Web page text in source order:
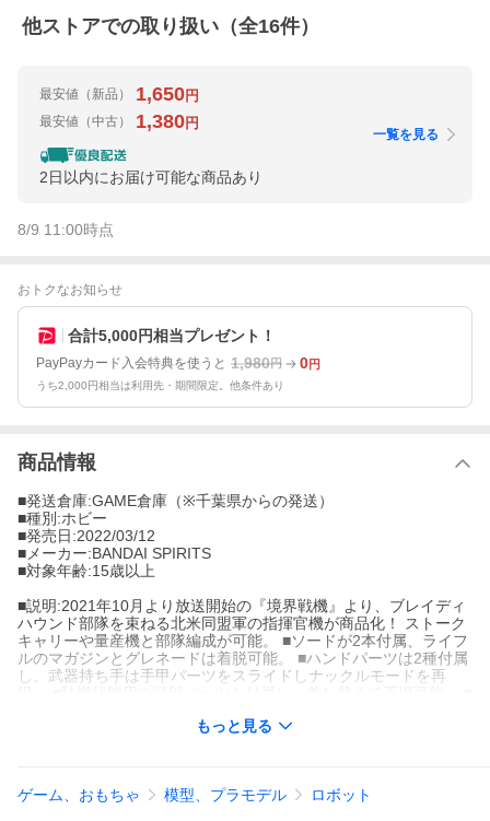
他ストアでの取り扱い（全16件）
最安値 （新品） 1,650円
最安値 （中古） 1,380円
2日以内にお届け可能な商品あり
一覧を見る
8/9 11:00時点
おトクなお知らせ
合計5,000円相当プレゼント！
PayPayカード入会特典を使うと 1,980円 0円
うち2,000円相当は利用先・期間限定。他条件あり
商品情報
■発送倉庫:GAME倉庫（※千葉県からの発送）
■種別:ホビー
■発売日:2022/03/12
■メーカー:BANDAI SPIRITS
■対象年齢:15歳以上
■説明:2021年10月より放送開始の『境界戦機』より、ブレイディ
ハウンド部隊を束ねる北米同盟軍の指揮官機が商品化！ ストーク
キャリーや量産機と部隊編成が可能。 ■ソードが2本付属、ライフ
ルのマガジンとグレネードは着脱可能。 ■ハンドパーツは2種付属
し、武器持ち手は手甲パーツをスライドしナックルモードを再
ラッド専用機の特徴的な形状を再現。 ■「HG 1/72 V-33 ストー
■登録日:2021/09/21
もっと見る
ゲーム、おもちゃ 模型、プラモデル ロボット